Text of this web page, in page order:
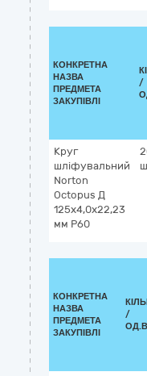
КОНКРЕТНА
НАЗВА
ПРЕДМЕТА
ЗАКУПІВЛІ
/
Круг
шліфувальний
Norton
Octopus Д
125x4,0x22,23
мм Р60
КОНКРЕТНА
НАЗВА
ПРЕДМЕТА
ЗАКУПІВЛІ
/